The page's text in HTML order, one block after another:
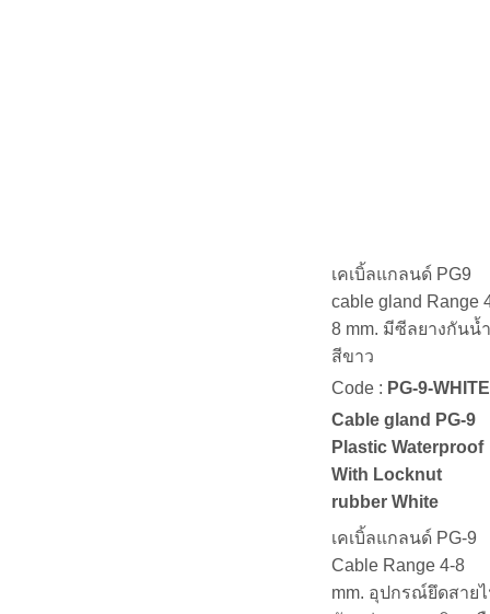
เคเบิ้ลแกลนด์ PG9
cable gland Range
8 mm. มีซีลยางกันน้ำ
สีขาว
Code : PG-9-WHITE
Cable gland PG-9
Plastic Waterproof
With Locknut
rubber White
เคเบิ้ลแกลนด์ PG-9
Cable Range 4-8
mm. อุปกรณ์ยึดสาย